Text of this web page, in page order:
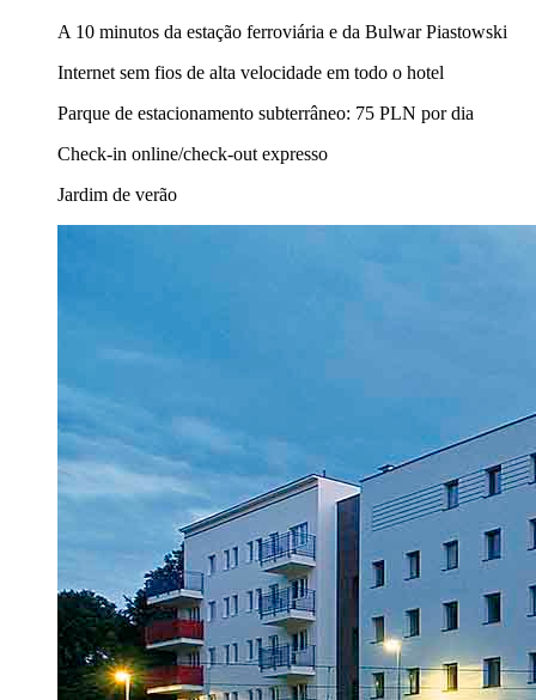
A 10 minutos da estação ferroviária e da Bulwar Piastowski
Internet sem fios de alta velocidade em todo o hotel
Parque de estacionamento subterrâneo: 75 PLN por dia
Check-in online/check-out expresso
Jardim de verão